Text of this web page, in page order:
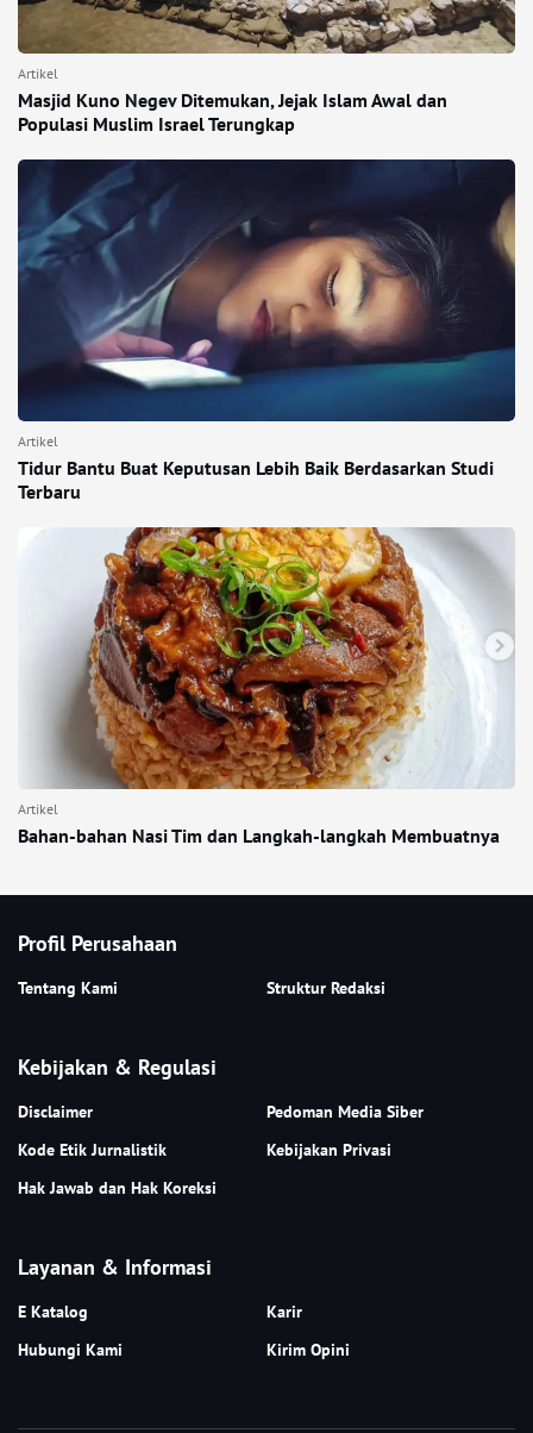
Artikel
Masjid Kuno Negev Ditemukan, Jejak Islam Awal dan
Populasi Muslim Israel Terungkap
Artikel
Tidur Bantu Buat Keputusan Lebih Baik Berdasarkan Studi
Terbaru
Artikel
Bahan-bahan Nasi Tim dan Langkah-langkah Membuatnya
Profil Perusahaan
Tentang Kami Struktur Redaksi
Kebijakan & Regulasi
Disclaimer
Pedoman Media Siber
Kode Etik Jurnalistik
Kebijakan Privasi
Hak Jawab dan Hak Koreksi
Layanan & Informasi
E Katalog
Karir
Hubungi Kami
Kirim Opini